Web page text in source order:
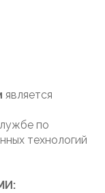
является
по
технологий